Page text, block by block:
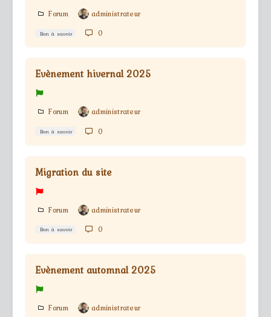
Forum administrateur
Bon à savoir 0
Evènement hivernal 2025
Forum administrateur
Bon à savoir 0
Migration du site
Forum administrateur
Bon à savoir 0
Evènement automnal 2025
Forum administrateur